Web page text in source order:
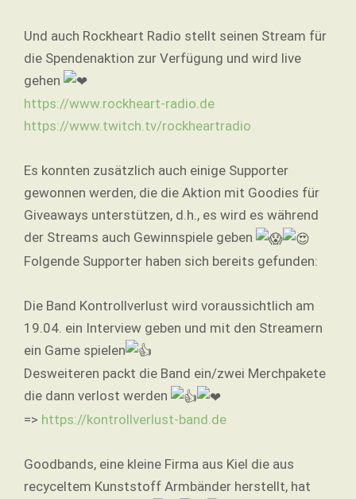
Und auch Rockheart Radio stellt seinen Stream für
die Spendenaktion zur Verfügung und wird live
gehen
https://www.rockheart-radio.de
https://www.twitch.tv/rockheartradio
Es konnten zusätzlich auch einige Supporter
gewonnen werden, die die Aktion mit Goodies für
Giveaways unterstützen, d.h., es wird es während
der Streams auch Gewinnspiele geben
Folgende Supporter haben sich bereits gefunden:
Die Band Kontrollverlust wird voraussichtlich am
19.04. ein Interview geben und mit den Streamern
ein Game spielen
Desweiteren packt die Band ein/zwei Merchpakete
die dann verlost werden
=> https://kontrollverlust-band.de
Goodbands, eine kleine Firma aus Kiel die aus
recyceltem Kunststoff Armbänder herstellt, hat